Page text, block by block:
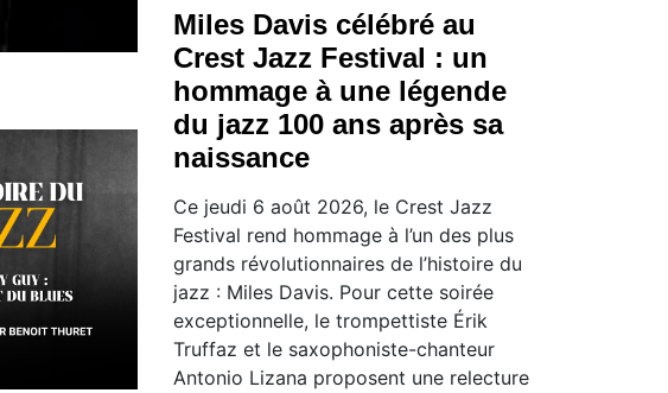
Miles Davis célébré au
Crest Jazz Festival : un
hommage à une légende
du jazz 100 ans après sa
naissance
Ce jeudi 6 août 2026, le Crest Jazz
Festival rend hommage à l’un des plus
grands révolutionnaires de l’histoire du
jazz : Miles Davis. Pour cette soirée
exceptionnelle, le trompettiste Érik
Truffaz et le saxophoniste-chanteur
Antonio Lizana proposent une relecture